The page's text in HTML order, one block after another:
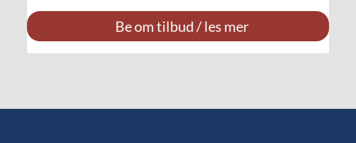
Be om tilbud / les mer